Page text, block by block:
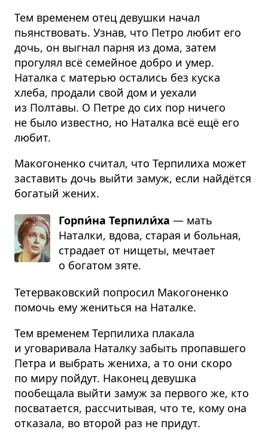
Тем временем отец девушки начал
пьянствовать. Узнав, что Петро любит его
дочь, он выгнал парня из дома, затем
прогулял всё семейное добро и умер.
Наталка с матерью остались без куска
хлеба, продали свой дом и уехали
из Полтавы. О Петре до сих пор ничего
не было известно, но Наталка всё ещё его
любит.
Макогоненко считал, что Терпилиха может
заставить дочь выйти замуж, если найдётся
богатый жених.
Горпи́на Терпили́ха — мать
Наталки, вдова, старая и больная,
стра­дает от нищеты, мечтает
о богатом зяте.
Тетерва­ковский попросил Макогоненко
помочь ему жениться на Наталке.
Тем временем Терпилиха плакала
и уговаривала Наталку забыть пропавшего
Петра и выбрать жениха, а то они скоро
по миру пойдут. Наконец девушка
пообещала выйти замуж за первого же, кто
посватается, рассчитывая, что те, кому она
отказала, во второй раз не придут.